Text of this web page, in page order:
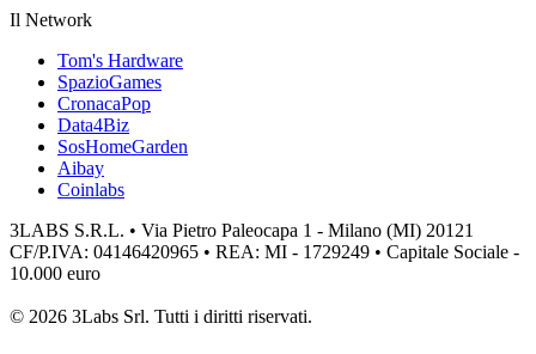
Il Network
Tom's Hardware
SpazioGames
CronacaPop
Data4Biz
SosHomeGarden
Aibay
Coinlabs
3LABS S.R.L. • Via Pietro Paleocapa 1 - Milano (MI) 20121
CF/P.IVA: 04146420965 • REA: MI - 1729249 • Capitale Sociale -
10.000 euro
© 2026 3Labs Srl. Tutti i diritti riservati.